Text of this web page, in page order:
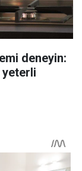
deneyin: